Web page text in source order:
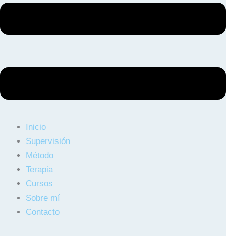
Inicio
Supervisión
Método
Terapia
Cursos
Sobre mí
Contacto